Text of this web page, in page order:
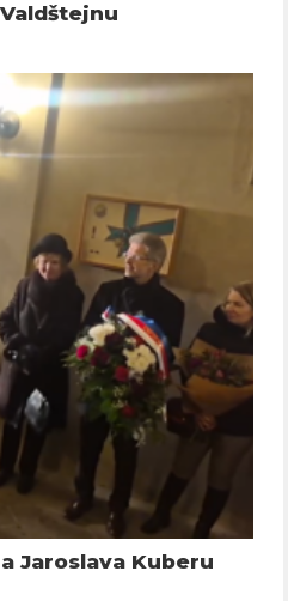
Jaroslava Kuberu